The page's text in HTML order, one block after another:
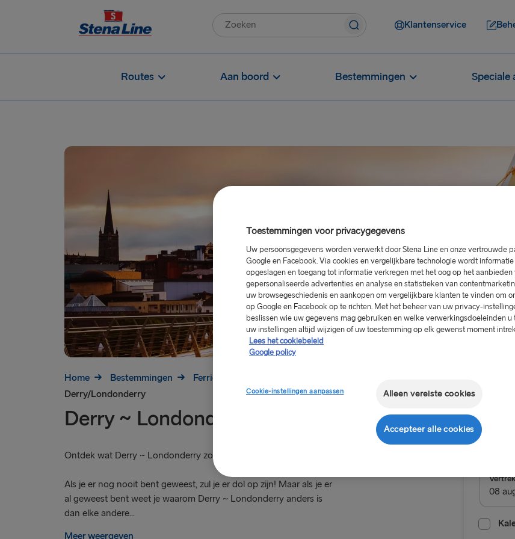
Klantenservice
Routes Aan boord Bestemmingen Speciale
Home Bestemmingen
Ferries naar Ierland
Derry/Londonderry
Derry ~ Londonderry
Ontdek wat Derry ~ Londonderry zo bijzonder maakt!
Als je er nog nooit bent geweest, zul je er dol op zijn! Maar als je er
al geweest bent weet je waarom Derry ~ Londonderry anders is
dan elke andere...
Meer weergeven
Toestemmingen voor privacygegevens
Uw persoonsgegevens worden verwerkt door Stena Line en onze vertrouwde
Google en Facebook. Via cookies en vergelijkbare technologie wordt
opgeslagen en toegang tot informatie verkregen met het oog op het aanbieden
gepersonaliseerde advertenties en analyse en statistieken van
uw browsegeschiedenis en aankopen om vergelijkbare klanten te vinden om
op Google en Facebook op te richten. Met het beheer van uw privacy-
beslissen wie uw gegevens mag gebruiken en welke verwerkingsdoeleinden u
uw instellingen altijd wijzigen of uw toestemming op elk gewenst moment
Lees het cookiebeleid
Google policy
Cookie-instellingen aanpassen Alleen vereiste cookies
Accepteer alle cookies